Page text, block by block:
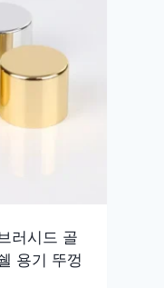
러시드 골
용기 뚜껑